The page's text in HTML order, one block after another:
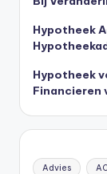
Hypotheek
Hypotheek
Financieren
Advies